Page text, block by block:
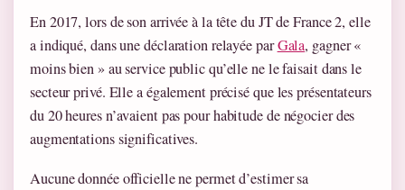
En 2017, lors de son arrivée à la tête du JT de France 2, elle
a indiqué, dans une déclaration relayée parGala, gagner «
moins bien » au service public qu’elle ne le faisait dans le
secteur privé. Elle a également précisé que les présentateurs
du 20 heures n’avaient pas pour habitude de négocier des
augmentations significatives.
Aucune donnée officielle ne permet d’estimer sa